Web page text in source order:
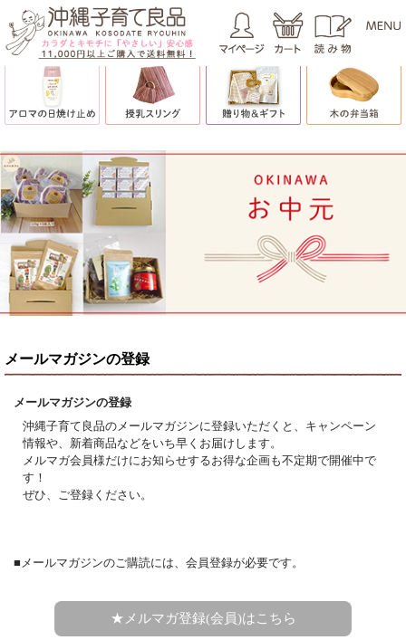
メールマガジンの登録
メールマガジンの登録
沖縄子育て良品のメールマガジンに登録いただくと、キャンペーン
情報や、新着商品などをいち早くお届けします。
メルマガ会員様だけにお知らせするお得な企画も不定期で開催中で
す！
ぜひ、ご登録ください。
■メールマガジンのご購読には、会員登録が必要です。
★メルマガ登録(会員)はこちら